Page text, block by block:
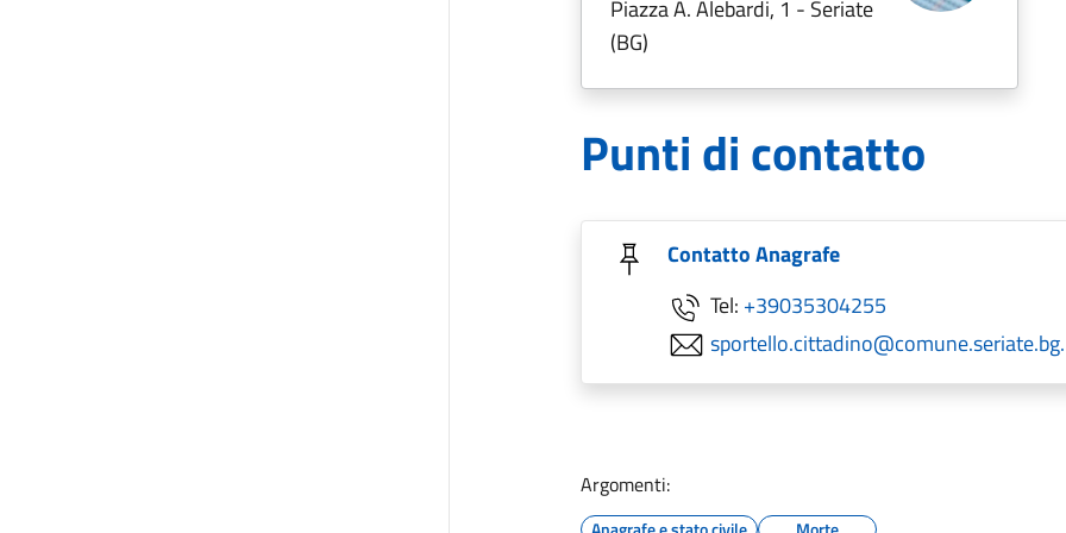
Piazza A. Alebardi, 1 - Seriate
(BG)
Punti di contatto
Contatto Anagrafe
Tel: +39035304255
Argomenti: